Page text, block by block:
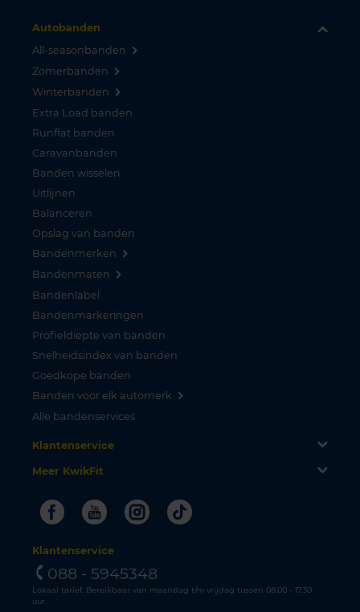
Autobanden
All-seasonbanden
Zomerbanden
Winterbanden
Extra Load banden
Runflat banden
Caravanbanden
Banden wisselen
Uitlijnen
Balanceren
Opslag van banden
Bandenmerken
Bandenmaten
Bandenlabel
Bandenmarkeringen
Profieldiepte van banden
Snelheidsindex van banden
Goedkope banden
Banden voor elk automerk
Alle bandenservices
Klantenservice
Meer KwikFit
FacebookYoutubeInstagram
Tiktok
Klantenservice
088 - 5945348
Lokaal tarief. Bereikbaar van maandag t/m vrijdag tussen 08.00 - 17.30
uur.